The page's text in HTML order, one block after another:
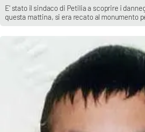
E' stato il sindaco di Petilia a scoprire i
questa mattina, si era recato al monumento